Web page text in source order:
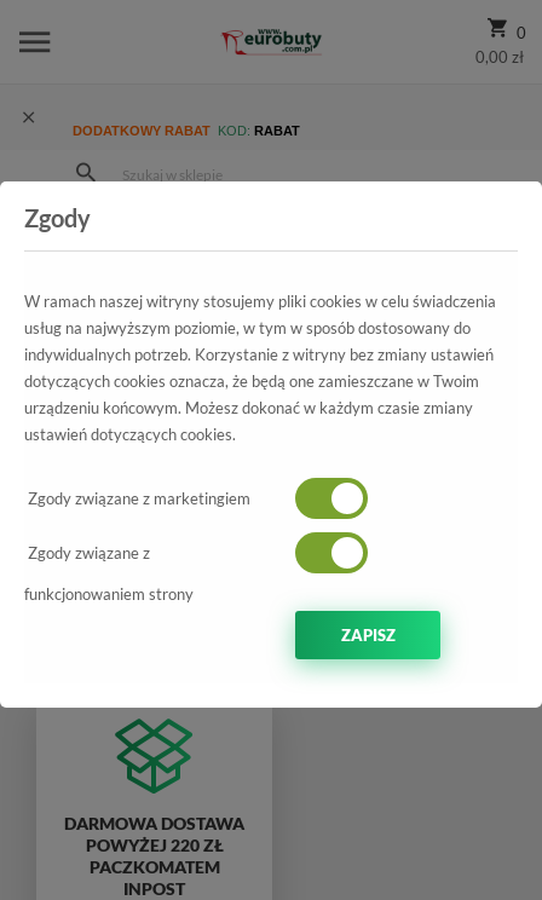
0
0,00 zł
DODATKOWY RABAT KOD: RABAT
Wyprzedaż
Damskie Lordsy
Lordsy
POKAŻ FILTRY
Nie możemy znaleźć produktu odpowiadającego filtrom.
DARMOWA DOSTAWA
POWYŻEJ 220 ZŁ
PACZKOMATEM
INPOST
Zgody
W ramach naszej witryny stosujemy pliki cookies w celu świadczenia
usług na najwyższym poziomie, w tym w sposób dostosowany do
indywidualnych potrzeb. Korzystanie z witryny bez zmiany ustawień
dotyczących cookies oznacza, że będą one zamieszczane w Twoim
urządzeniu końcowym. Możesz dokonać w każdym czasie zmiany
ustawień dotyczących cookies.
Zgody związane z marketingiem
Zgody związane z
funkcjonowaniem strony
ZAPISZ